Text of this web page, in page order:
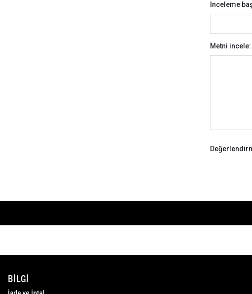
İnceleme
Metni incele:
BILGI